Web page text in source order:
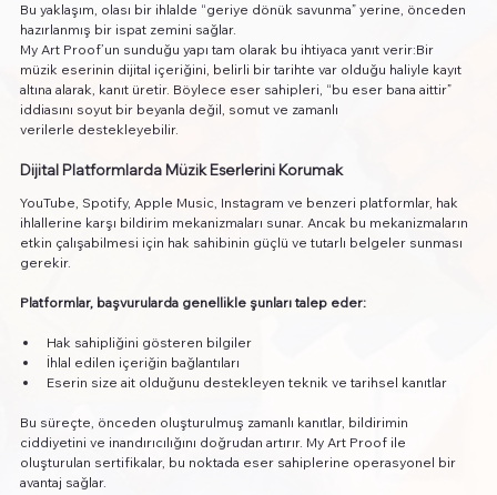
Bu yaklaşım, olası bir ihlalde “geriye dönük savunma” yerine, önceden
hazırlanmış bir ispat zemini sağlar.
My Art Proof’un sunduğu yapı tam olarak bu ihtiyaca yanıt verir:Bir
müzik eserinin dijital içeriğini, belirli bir tarihte var olduğu haliyle kayıt
altına alarak, kanıt üretir. Böylece eser sahipleri, “bu eser bana aittir”
iddiasını soyut bir beyanla değil, somut ve zamanlı
verilerle destekleyebilir.
Dijital Platformlarda Müzik Eserlerini Korumak
YouTube, Spotify, Apple Music, Instagram ve benzeri platformlar, hak
ihlallerine karşı bildirim mekanizmaları sunar. Ancak bu mekanizmaların
etkin çalışabilmesi için hak sahibinin güçlü ve tutarlı belgeler sunması
gerekir.
Platformlar, başvurularda genellikle şunları talep eder:
Hak sahipliğini gösteren bilgiler
İhlal edilen içeriğin bağlantıları
Eserin size ait olduğunu destekleyen teknik ve tarihsel kanıtlar
Bu süreçte, önceden oluşturulmuş zamanlı kanıtlar, bildirimin
ciddiyetini ve inandırıcılığını doğrudan artırır. My Art Proof ile
oluşturulan sertifikalar, bu noktada eser sahiplerine operasyonel bir
avantaj sağlar.